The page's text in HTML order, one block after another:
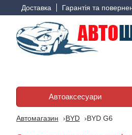
Доставка Гарантія та
Автоаксесуари
Автомагазин BYD BYD G6